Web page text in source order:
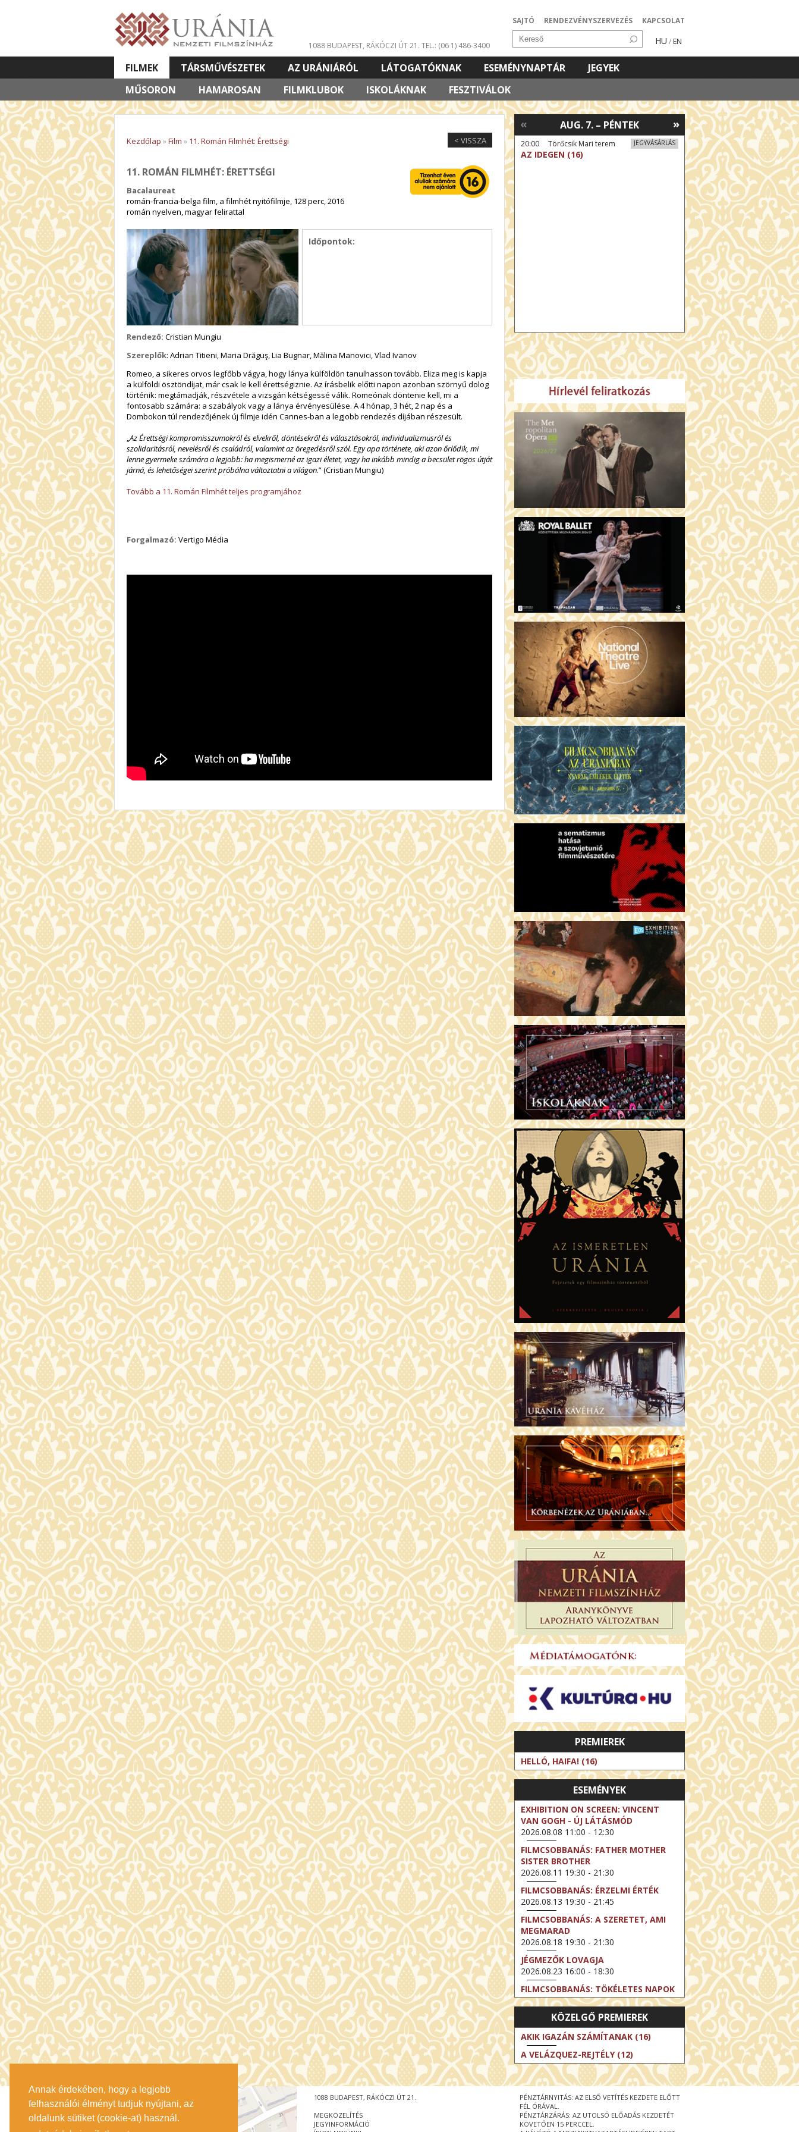
Annak érdekében, hogy a legjobb
felhasználói élményt tudjuk nyújtani, az
oldalunk sütiket (cookie-at) használ.
SAJTÓ RENDEZVÉNYSZERVEZÉS KAPCSOLAT
HU / EN
1088 BUDAPEST, RÁKÓCZI ÚT 21. TEL.: (06 1) 486-3400
FILMEK
MŰSORON
HAMAROSAN FILMKLUBOK ISKOLÁKNAK FESZTIVÁLOK
TÁRSMŰVÉSZETEK AZ URÁNIÁRÓL LÁTOGATÓKNAK ESEMÉNYNAPTÁR
JEGYEK
VETÍTETT KÉPES ELŐADÁSOK
< VISSZA
Kezdőlap »Film » 11. Román Filmhét: Érettségi
11. ROMÁN FILMHÉT: ÉRETTSÉGI
Bacalaureat
román-francia-belga film, a filmhét nyitófilmje, 128 perc, 2016
román nyelven, magyar felirattal
Időpontok:
Rendező: Cristian Mungiu
Szereplők: Adrian Titieni, Maria Drăguş, Lia Bugnar, Mălina Manovici, Vlad Ivanov
Romeo, a sikeres orvos legfőbb vágya, hogy lánya külföldön tanulhasson tovább. Eliza meg is kapja
a külföldi ösztöndíjat, már csak le kell érettségiznie. Az írásbelik előtti napon azonban szörnyű dolog
történik: megtámadják, részvétele a vizsgán kétségessé válik. Romeónak döntenie kell, mi a
fontosabb számára: a szabályok vagy a lánya érvényesülése. A 4 hónap, 3 hét, 2 nap és a
Dombokon túl rendezőjének új filmje idén Cannes-ban a legjobb rendezés díjában részesült.
„Az Érettségi kompromisszumokról és elvekről, döntésekről és választásokról, individualizmusról és
szolidaritásról, nevelésről és családról, valamint az öregedésről szól. Egy apa története, aki azon őrlődik, mi
lenne gyermeke számára a legjobb: ha megismerné az igazi életet, vagy ha inkább mindig a becsület rögös útját
járná, és lehetőségei szerint próbálna változtatni a világon.” (Cristian Mungiu)
Tovább a 11. Román Filmhét teljes programjához
Forgalmazó: Vertigo Média
»
AUG. 7. – PÉNTEK
«
JEGYVÁSÁRLÁS
20:00 Törőcsik Mari terem
AZ IDEGEN (16)
PREMIEREK
HELLÓ, HAIFA! (16)
ESEMÉNYEK
EXHIBITION ON SCREEN: VINCENT
VAN GOGH - ÚJ LÁTÁSMÓD
2026.08.08 11:00 - 12:30
FILMCSOBBANÁS: FATHER MOTHER
SISTER BROTHER
2026.08.11 19:30 - 21:30
FILMCSOBBANÁS: ÉRZELMI ÉRTÉK
2026.08.13 19:30 - 21:45
FILMCSOBBANÁS: A SZERETET, AMI
MEGMARAD
2026.08.18 19:30 - 21:30
JÉGMEZŐK LOVAGJA
2026.08.23 16:00 - 18:30
FILMCSOBBANÁS: TÖKÉLETES NAPOK
2026.08.25 19:30 - 21:45
FILMCSOBBANÁS: IFJÚSÁG
2026.08.27 19:30 - 21:30
EXHIBITION ON SCREEN: VINCENT
VAN GOGH - ÚJ LÁTÁSMÓD
2026.08.30 11:00 - 12:30
NT LIVE / DAVID IRELAND: THE FIFTH
STEP
2026.09.01 19:00 - 21:00
BERLIN ELESTE
KÖZELGŐ PREMIEREK
AKIK IGAZÁN SZÁMÍTANAK (16)
A VELÁZQUEZ-REJTÉLY (12)
PÉNZTÁRNYITÁS: AZ ELSŐ VETÍTÉS KEZDETE ELŐTT
FÉL ÓRÁVAL.
PÉNZTÁRZÁRÁS: AZ UTOLSÓ ELŐADÁS KEZDETÉT
KÖVETŐEN 15 PERCCEL.
1088 BUDAPEST, RÁKÓCZI ÚT 21.
MEGKÖZELÍTÉS
JEGYINFORMÁCIÓ